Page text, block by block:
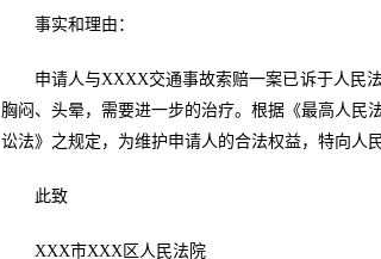
事实和理由：
申请人与XXXX交通事故索赔一案已诉于人民
胸闷、头晕，需要进一步的治疗。根据《最高人民
讼法》之规定，为维护申请人的合法权益，特向人
此致
XXX市XXX区人民法院